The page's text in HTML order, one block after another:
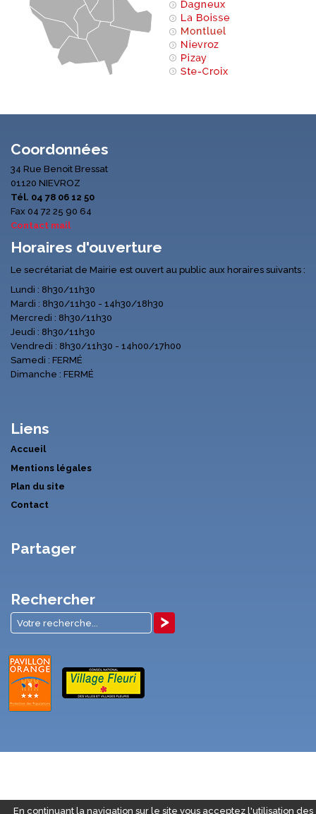
En continuant la navigation sur le site vous acceptez l'utilisation des
Coordonnées
34 Rue Benoit Bressat
01120 NIEVROZ
Tél. 04 78 06 12 50
Fax 04 72 25 90 64
Contact mail
Horaires d'ouverture
Le secrétariat de Mairie est ouvert au public aux horaires suivants :
Lundi : 8h30/11h30
Mardi : 8h30/11h30 - 14h30/18h30
Mercredi : 8h30/11h30
Jeudi : 8h30/11h30
Vendredi : 8h30/11h30 - 14h00/17h00
Samedi : FERMÉ
Dimanche : FERMÉ
Liens
Accueil
Mentions légales
Plan du site
Contact
Partager
Rechercher